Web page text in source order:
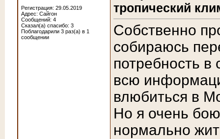
Регистрация: 29.05.2019
Адрес: Сайгон
Сообщений: 4
Сказал(а) спасибо: 3
Поблагодарили 3 раз(а) в 1
сообщении
тропический
Собственно
собираюсь
потребность в
всю
влюбиться в
Но я очень
нормально